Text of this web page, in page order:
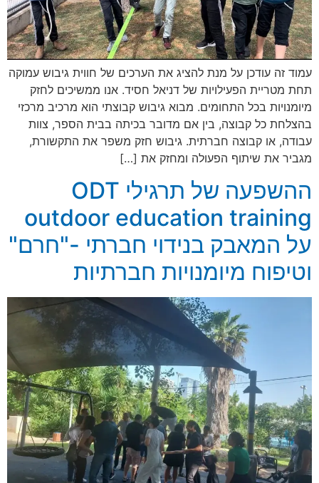
עמוד זה עודכן על מנת להציג את הערכים של חווית גיבוש עמוקה
תחת מטריית הפעילויות של דניאל חסיד. אנו ממשיכים לחזק
מיומנויות בכל התחומים. מבוא גיבוש קבוצתי הוא מרכיב מרכזי
בהצלחת כל קבוצה, בין אם מדובר בכיתה בבית הספר, צוות
עבודה, או קבוצה חברתית. גיבוש חזק משפר את התקשורת,
מגביר את שיתוף הפעולה ומחזק את […]
ההשפעה של תרגילי ODT
outdoor education training
על המאבק בנידוי חברתי -"חרם"
וטיפוח מיומנויות חברתיות